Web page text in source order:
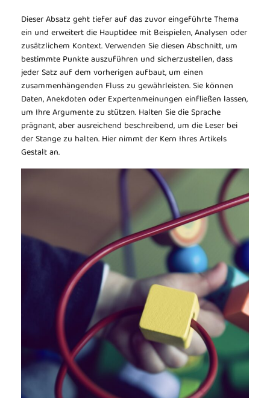
Dieser Absatz geht tiefer auf das zuvor eingeführte Thema
ein und erweitert die Hauptidee mit Beispielen, Analysen oder
zusätzlichem Kontext. Verwenden Sie diesen Abschnitt, um
bestimmte Punkte auszuführen und sicherzustellen, dass
jeder Satz auf dem vorherigen aufbaut, um einen
zusammenhängenden Fluss zu gewährleisten. Sie können
Daten, Anekdoten oder Expertenmeinungen einfließen lassen,
um Ihre Argumente zu stützen. Halten Sie die Sprache
prägnant, aber ausreichend beschreibend, um die Leser bei
der Stange zu halten. Hier nimmt der Kern Ihres Artikels
Gestalt an.